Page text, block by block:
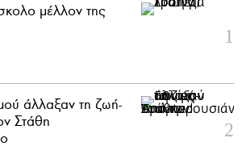
μέλλον της
άλλαξαν τη ζωή-
Στάθη